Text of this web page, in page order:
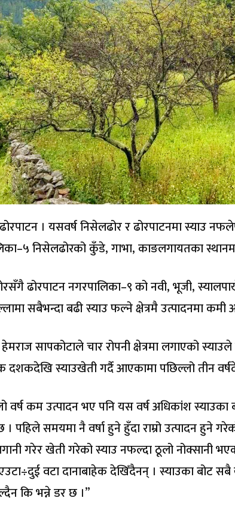
। यसवर्ष निसेलढोर र ढोरपाटनमा स्याउ
निसेलढोरको कुँडे, गाभा, काङलगायतका
ढोरपाटन नगरपालिका–९ को नवी, भूजी,
सबैभन्दा बढी स्याउ फल्ने क्षेत्रमै उत्पादनमा
सापकोटाले चार रोपनी क्षेत्रमा लगाएको
स्याउखेती गर्दै आएकामा पछिल्लो तीन
वर्ष कम उत्पादन भए पनि यस वर्ष अधिकांश स्याउका
पहिले समयमा नै वर्षा हुने हुँदा राम्रो उत्पादन हुने
गरेर खेती गरेको स्याउ नफल्दा ठूलो नोक्सानी
वटा दानाबाहेक देखिँदैनन् । स्याउका बोट
कि भन्ने डर छ ।”